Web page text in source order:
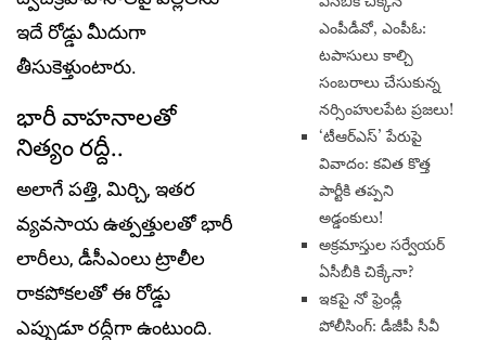
ఇదే రోడ్డు మీదుగా
తీసుకెళ్తుంటారు.
భారీ వాహ‌నాల‌తో
నిత్యం రద్దీ..
అలాగే ప‌త్తి, మిర్చి, ఇత‌ర
వ్య‌వ‌సాయ ఉత్ప‌త్తుల‌తో భారీ
లారీలు, డీసీఎంలు ట్రాలీల
రాక‌పోక‌ల‌తో ఈ రోడ్డు
ఎప్పుడూ ర‌ద్దీగా ఉంటుంది.
ఎంపీడీవో, ఎంపీఓ:
టపాసులు కాల్చి
సంబరాలు చేసుకున్న
నర్సింహులపేట ప్రజలు!
‘టీఆర్ఎస్’ పేరుపై
వివాదం: కవిత కొత్త
పార్టీకి తప్పని
అడ్డంకులు!
అక్రమాస్తుల సర్వేయర్
ఏసీబీకి చిక్కేనా?
ఇకపై నో ఫ్రెండ్లీ
పోలీసింగ్: డీజీపీ సీవీ